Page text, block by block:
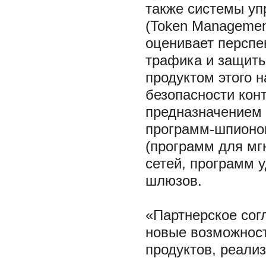
также системы
(Token
оценивает
трафика и
продуктом этого
безопасности
предназначением
программ-
(программ для
сетей, программ
шлюзов.
«Партнерское
новые
продуктов,